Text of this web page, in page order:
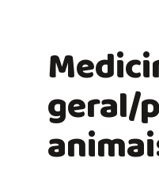
geral/